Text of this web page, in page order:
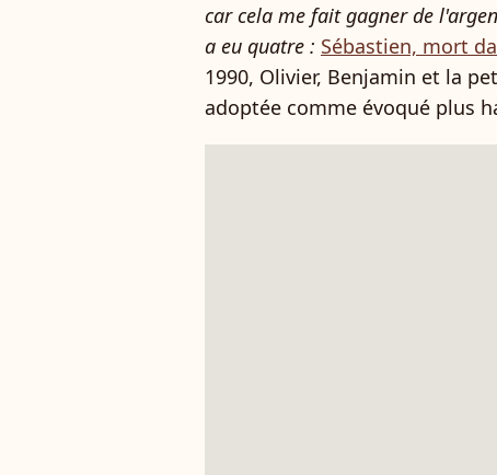
car cela me fait gagner de
a eu quatre : Sébastien, mort
1990, Olivier, Benjamin et la
adoptée comme évoqué plus